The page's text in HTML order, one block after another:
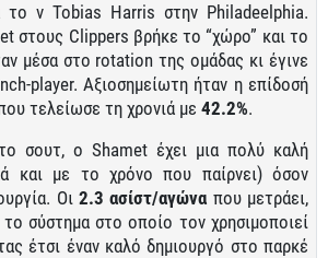
το ν Tobias Harris στην Philadeelphia.
στους Clippers βρήκε το “χώρο” και το
μέσα στο rotation της ομάδας κι έγινε
player. Αξιοσημείωτη ήταν η επίδοσή
τελείωσε τη χρονιά με 42.2%.
σουτ, ο Shamet έχει μια πολύ καλή
και με το χρόνο που παίρνει) όσον
Οι 2.3 ασίστ/αγώνα που μετράει,
σύστημα στο οποίο τον χρησιμοποιεί
έτσι έναν καλό δημιουργό στο παρκέ